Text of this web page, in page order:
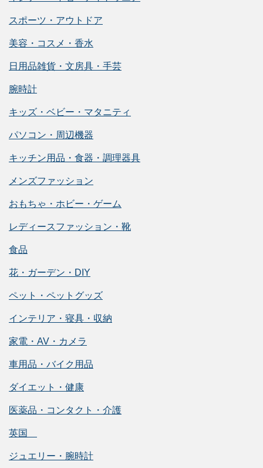
スポーツ・アウトドア
美容・コスメ・香水
日用品雑貨・文房具・手芸
腕時計
キッズ・ベビー・マタニティ
パソコン・周辺機器
キッチン用品・食器・調理器具
メンズファッション
おもちゃ・ホビー・ゲーム
レディースファッション・靴
食品
花・ガーデン・DIY
ペット・ペットグッズ
インテリア・寝具・収納
家電・AV・カメラ
車用品・バイク用品
ダイエット・健康
医薬品・コンタクト・介護
英国
ジュエリー・腕時計